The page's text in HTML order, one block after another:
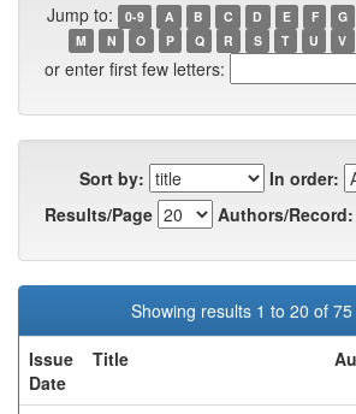
Jump to: 0-9 A B C D E F G
M
N O P Q R S T U V
or enter first few letters:
Sort by:
In order:
Results/Page
Authors/Record:
Showing results 1 to 20 of 75
Issue
Date
Title